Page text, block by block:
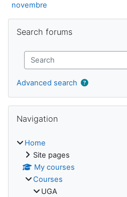
novembre
Search forums
Search
Advanced search
Navigation
Home
Site pages
My courses
Courses
UGA